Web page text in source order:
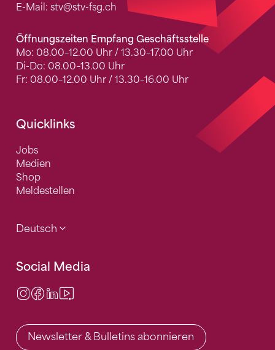
E-Mail: stv@stv-fsg.ch
Öffnungszeiten Empfang Geschäftsstelle
Mo: 08.00–12.00 Uhr / 13.30–17.00 Uhr
Di-Do: 08.00–13.00 Uhr
Fr: 08.00–12.00 Uhr / 13.30–16.00 Uhr
Quicklinks
Jobs
Medien
Shop
Meldestellen
Deutsch
Social Media
Instagram
Facebook
LinkedIn
Newsletter & Bulletins abonnieren